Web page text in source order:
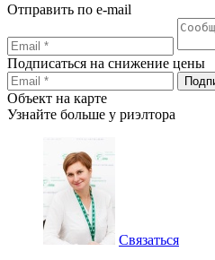
Отправить по e-mail
Подписаться на снижение цены
Объект на карте
Узнайте больше у риэлтора
Связаться